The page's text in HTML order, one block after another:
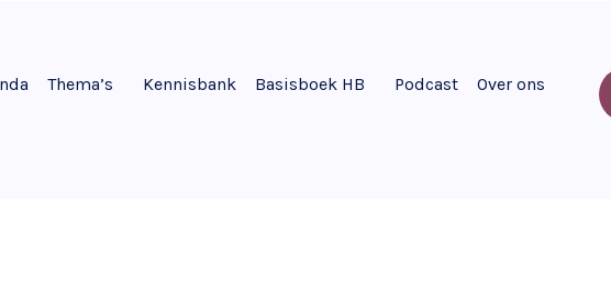
Thema’s Kennisbank Basisboek HB Podcast Over ons